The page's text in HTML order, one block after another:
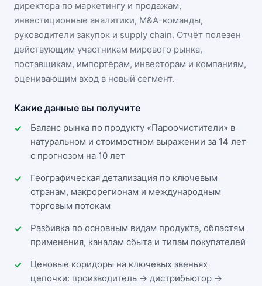
директора по маркетингу и продажам,
инвестиционные аналитики, M&A-команды,
руководители закупок и supply chain. Отчёт полезен
действующим участникам мирового рынка,
поставщикам, импортёрам, инвесторам и компаниям,
оценивающим вход в новый сегмент.
Какие данные вы получите
Баланс рынка по продукту «Пароочистители» в
натуральном и стоимостном выражении за 14 лет
с прогнозом на 10 лет
Географическая детализация по ключевым
странам, макрорегионам и международным
торговым потокам
Разбивка по основным видам продукта, областям
применения, каналам сбыта и типам покупателей
Ценовые коридоры на ключевых звеньях
цепочки: производитель → дистрибьютор →